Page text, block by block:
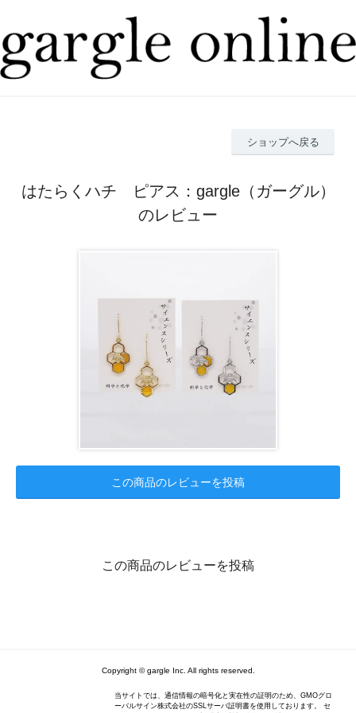
ショップへ戻る
はたらくハチ ピアス：gargle（ガーグル）
のレビュー
この商品のレビューを投稿
この商品のレビューを投稿
Copyright © gargle Inc. All rights reserved.
当サイトでは、通信情報の暗号化と実在性の証明のため、GMOグロ
ーバルサイン株式会社のSSLサーバ証明書を使用しております。 セ